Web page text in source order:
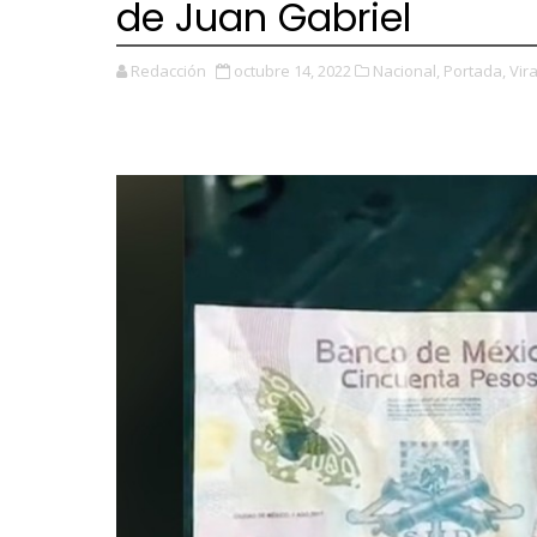
de Juan Gabriel
Redacción octubre 14, 2022 Nacional, Portada,